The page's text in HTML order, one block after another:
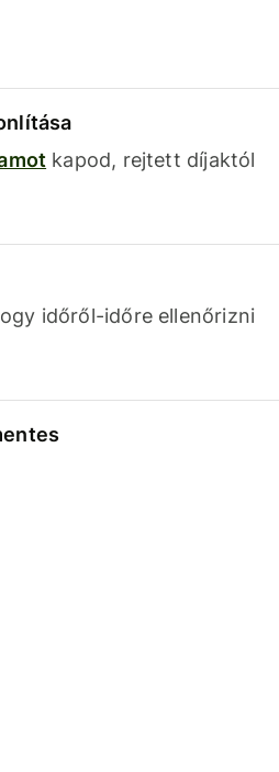
kapod, rejtett díjaktól
időről-időre ellenőrizni